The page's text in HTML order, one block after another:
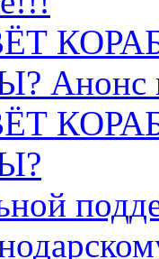
Анонс